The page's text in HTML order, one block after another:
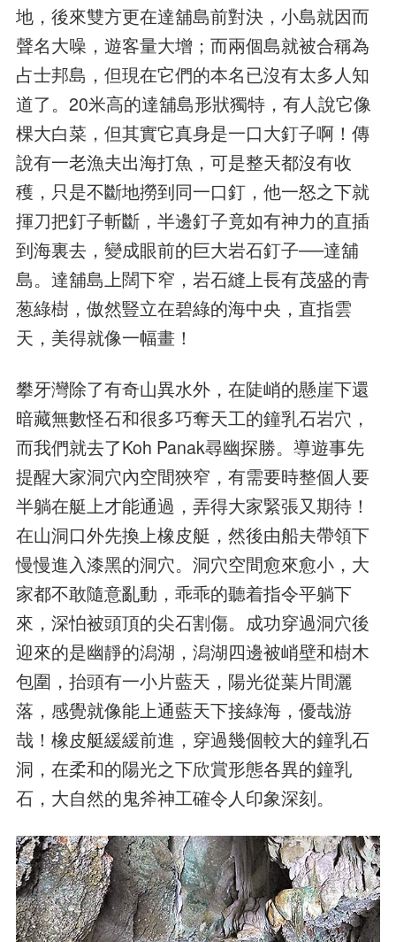
地，後來雙方更在達舖島前對決，小島就因而
聲名大噪，遊客量大增；而兩個島就被合稱為
占士邦島，但現在它們的本名已沒有太多人知
道了。20米高的達舖島形狀獨特，有人說它像
棵大白菜，但其實它真身是一口大釘子啊！傳
說有一老漁夫出海打魚，可是整天都沒有收
穫，只是不斷地撈到同一口釘，他一怒之下就
揮刀把釘子斬斷，半邊釘子竟如有神力的直插
到海裏去，變成眼前的巨大岩石釘子──達舖
島。達舖島上闊下窄，岩石縫上長有茂盛的青
葱綠樹，傲然豎立在碧綠的海中央，直指雲
天，美得就像一幅畫！
攀牙灣除了有奇山異水外，在陡峭的懸崖下還
暗藏無數怪石和很多巧奪天工的鐘乳石岩穴，
而我們就去了Koh Panak尋幽探勝。導遊事先
提醒大家洞穴內空間狹窄，有需要時整個人要
半躺在艇上才能通過，弄得大家緊張又期待！
在山洞口外先換上橡皮艇，然後由船夫帶領下
慢慢進入漆黑的洞穴。洞穴空間愈來愈小，大
家都不敢隨意亂動，乖乖的聽着指令平躺下
來，深怕被頭頂的尖石割傷。成功穿過洞穴後
迎來的是幽靜的潟湖，潟湖四邊被峭壁和樹木
包圍，抬頭有一小片藍天，陽光從葉片間灑
落，感覺就像能上通藍天下接綠海，優哉游
哉！橡皮艇緩緩前進，穿過幾個較大的鐘乳石
洞，在柔和的陽光之下欣賞形態各異的鐘乳
石，大自然的鬼斧神工確令人印象深刻。